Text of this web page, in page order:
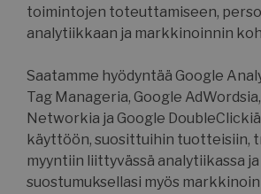
toimintojen toteuttamiseen,
analytiikkaan ja markkinoinnin
Saatamme hyödyntää Google
Tag Manageria, Google
Networkia ja Google
käyttöön, suosittuihin tuotteisiin,
myyntiin liittyvässä analytiikassa ja
suostumuksellasi myös
__cf_bm